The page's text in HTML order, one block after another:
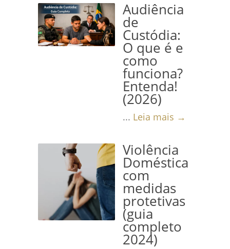
Audiência
de
Custódia:
O que é e
como
funciona?
Entenda!
(2026)
... Leia mais →
Violência
Doméstica
com
medidas
protetivas
(guia
completo
2024)